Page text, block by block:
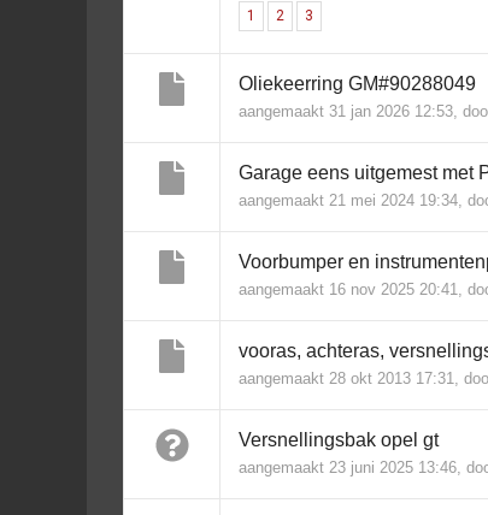
1 2 3
Oliekeerring GM#90288049
aangemaakt 31 jan 2026 12:53,
Garage eens uitgemest met
aangemaakt 21 mei 2024 19:34,
Voorbumper en
aangemaakt 16 nov 2025 20:41,
vooras, achteras,
aangemaakt 28 okt 2013 17:31,
Versnellingsbak opel gt
aangemaakt 23 juni 2025 13:46,